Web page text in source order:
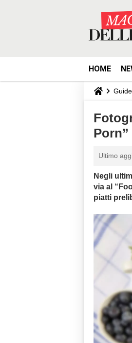
HOME
Guide
Porn”
Ultimo
Negli
via al
piatti